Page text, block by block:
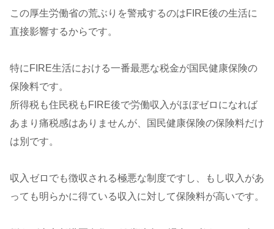
この厚生労働省の荒ぶりを警戒するのはFIRE後の生活に
直接影響するからです。
特にFIRE生活における一番最悪な税金が国民健康保険の
保険料です。
所得税も住民税もFIRE後で労働収入がほぼゼロになれば
あまり痛税感はありませんが、国民健康保険の保険料だけ
は別です。
収入ゼロでも徴収される極悪な制度ですし、もし収入があ
っても明らかに得ている収入に対して保険料が高いです。